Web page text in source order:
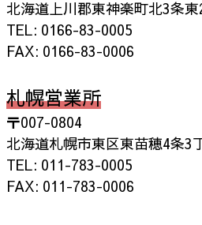
北海道上川郡東神楽町北3条
TEL: 0166-83-0005
FAX: 0166-83-0006
札幌営業所
〒007-0804
北海道札幌市東区東苗穂4条3
TEL: 011-783-0005
FAX: 011-783-0006